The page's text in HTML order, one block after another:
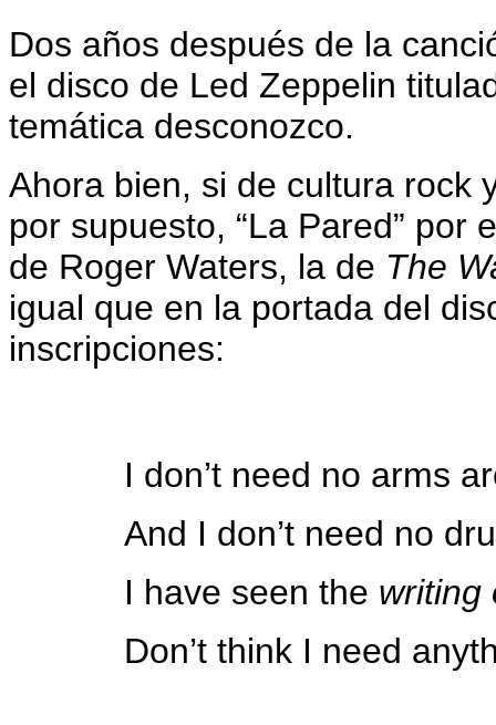
Dos años después de la
el disco de Led Zeppelin
temática desconozco.
Ahora bien, si de cultura rock
por supuesto, “La Pared” por
de Roger Waters, la de The
igual que en la portada del
inscripciones:
I don’t need no arms
And I don’t need no
I have seen the writing
Don’t think I need